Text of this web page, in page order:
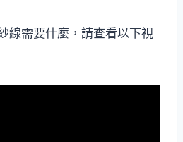
線需要什麼，請查看以下視